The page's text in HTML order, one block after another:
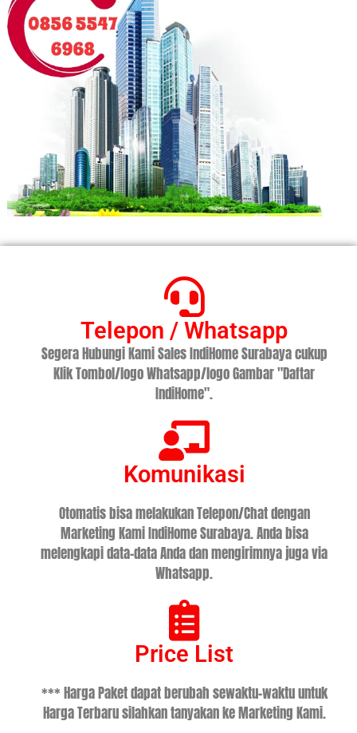
Telepon / Whatsapp
Segera Hubungi Kami Sales IndiHome Surabaya cukup
Klik Tombol/logo Whatsapp/logo Gambar "Daftar
IndiHome".
Komunikasi
Otomatis bisa melakukan Telepon/Chat dengan
Marketing Kami IndiHome Surabaya. Anda bisa
melengkapi data-data Anda dan mengirimnya juga via
Whatsapp.
Price List
*** Harga Paket dapat berubah sewaktu-waktu untuk
Harga Terbaru silahkan tanyakan ke Marketing Kami.